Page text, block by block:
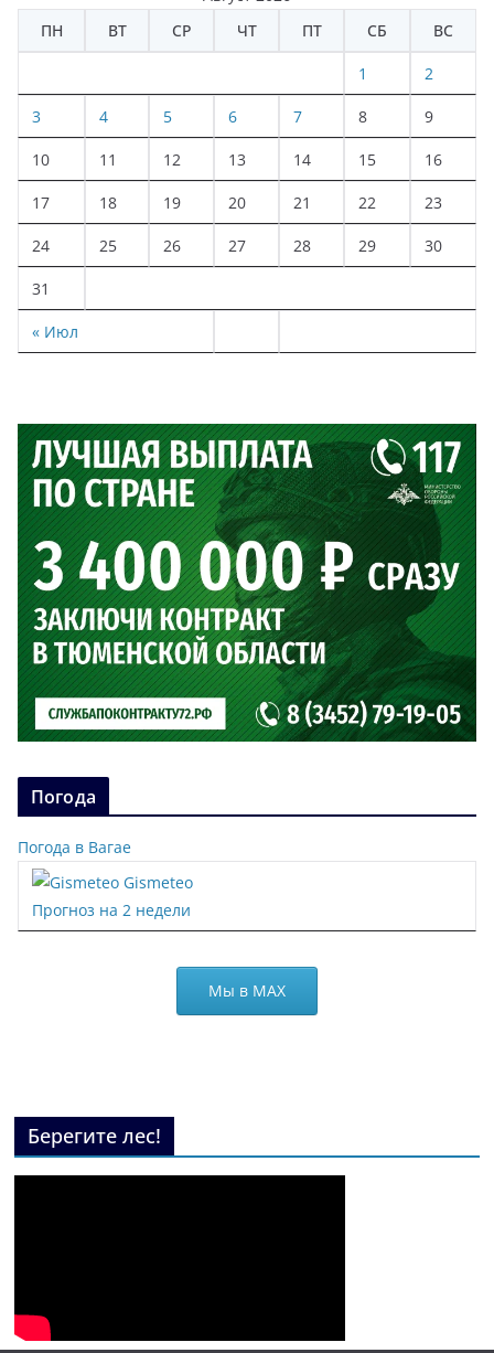
ПН
ВТ СР ЧТ ПТ СБ ВС
« Июл
1 2
3 4 5 6 7 8 9
10 11 12 13 14 15 16
17 18 19 20 21 22 23
24 25 26 27 28 29 30
31
Погода
Погода в Вагае
Gismeteo
Прогноз на 2 недели
Мы в МАХ
Берегите лес!